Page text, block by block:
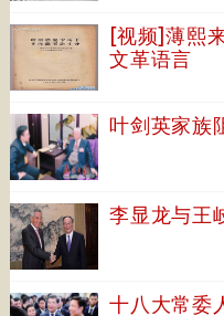
[视频]薄熙
文革语言
叶剑英家族
李显龙与王
十八大常委